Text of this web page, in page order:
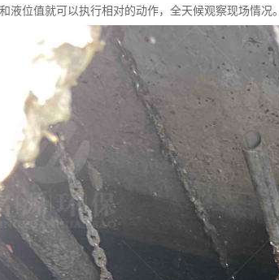
液位值就可以执行相对的动作，全天候观察现场情况。